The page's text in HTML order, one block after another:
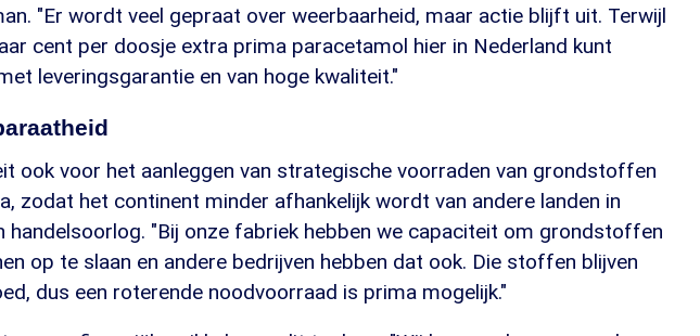
"Er wordt veel gepraat over weerbaarheid, maar actie blijft uit. Terwijl
cent per doosje extra prima paracetamol hier in Nederland kunt
leveringsgarantie en van hoge kwaliteit."
ook voor het aanleggen van strategische voorraden van grondstoffen
zodat het continent minder afhankelijk wordt van andere landen in
handelsoorlog. "Bij onze fabriek hebben we capaciteit om grondstoffen
op te slaan en andere bedrijven hebben dat ook. Die stoffen blijven
dus een roterende noodvoorraad is prima mogelijk."